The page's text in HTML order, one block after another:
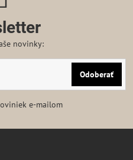
novinky:
Odoberať
e-mailom